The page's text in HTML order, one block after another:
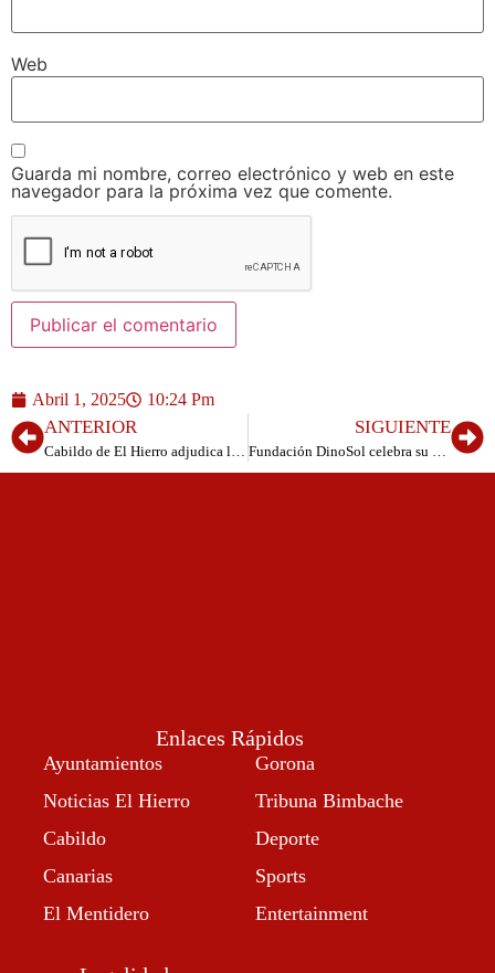
Web
Guarda mi nombre, correo electrónico y web en este
navegador para la próxima vez que comente.
Abril 1, 2025 10:24 Pm
ANTERIOR SIGUIENTE
Enlaces Rápidos
Ayuntamientos
Noticias El Hierro
Cabildo
Canarias
El Mentidero
Gorona
Tribuna Bimbache
Deporte
Sports
Entertainment